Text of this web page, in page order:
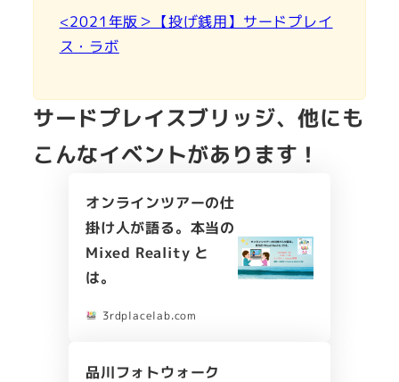
<2021年版＞【投げ銭用】サードプレイ
ス・ラボ
サードプレイスブリッジ、他にも
こんなイベントがあります！
オンラインツアーの仕
掛け人が語る。本当の
Mixed Reality と
は。
3rdplacelab.com
品川フォトウォーク